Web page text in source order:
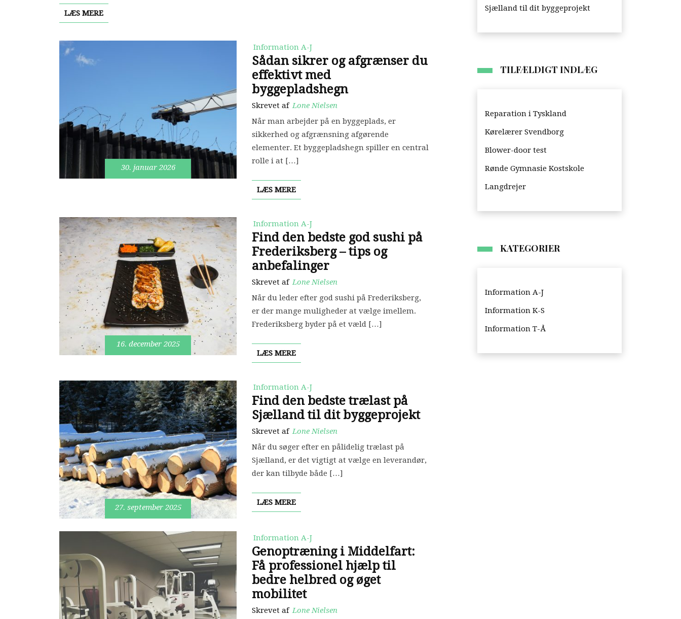
LÆS MERE
30. januar 2026
Information A-J
Sådan sikrer og afgrænser du
effektivt med
byggepladshegn
Skrevet af Lone Nielsen
Når man arbejder på en byggeplads, er
sikkerhed og afgrænsning afgørende
elementer. Et byggepladshegn spiller en central
rolle i at […]
LÆS MERE
16. december 2025
Information A-J
Find den bedste god sushi på
Frederiksberg – tips og
anbefalinger
Skrevet af Lone Nielsen
Når du leder efter god sushi på Frederiksberg,
er der mange muligheder at vælge imellem.
Frederiksberg byder på et væld […]
LÆS MERE
27. september 2025
Information A-J
Find den bedste trælast på
Sjælland til dit byggeprojekt
Skrevet af Lone Nielsen
Når du søger efter en pålidelig trælast på
Sjælland, er det vigtigt at vælge en leverandør,
der kan tilbyde både […]
LÆS MERE
Information A-J
Genoptræning i Middelfart:
Få professionel hjælp til
bedre helbred og øget
mobilitet
Skrevet af Lone Nielsen
Sjælland til dit byggeprojekt
TILFÆLDIGT INDLÆG
Reparation i Tyskland
Kørelærer Svendborg
Blower-door test
Rønde Gymnasie Kostskole
Langdrejer
KATEGORIER
Information A-J
Information K-S
Information T-Å